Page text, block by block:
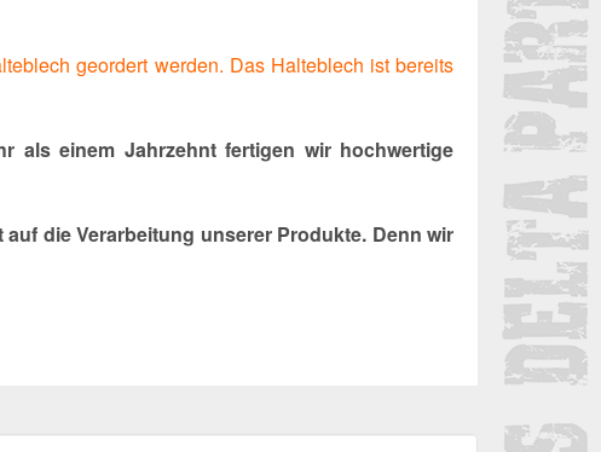
geordert werden. Das Halteblech ist bereits
als einem Jahrzehnt fertigen wir hochwertige
die Verarbeitung unserer Produkte. Denn wir